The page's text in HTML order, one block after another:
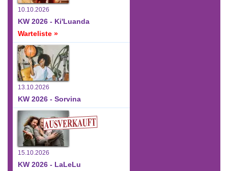
10.10.2026
KW 2026 - Ki'Luanda
Warteliste »
13.10.2026
KW 2026 - Sorvina
15.10.2026
KW 2026 - LaLeLu